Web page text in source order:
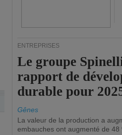
ENTREPRISES
Le groupe
rapport de
durable pour
Gênes
La valeur de la production a
embauches ont augmenté de 48